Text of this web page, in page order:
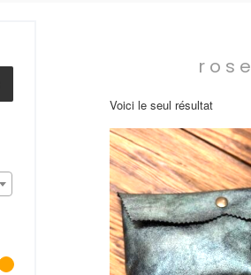
rose
Voici le seul résultat